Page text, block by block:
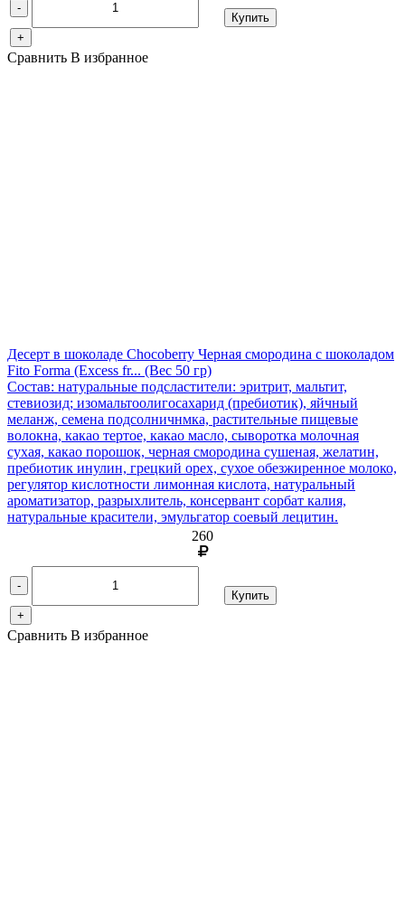
-
+
Купить
Сравнить В избранное
Десерт в шоколаде Chocoberry Черная смородина с шоколадом
Fito Forma (Excess fr... (Вес 50 гр)
Состав: натуральные подсластители: эритрит, мальтит,
стевиозид; изомальтоолигосахарид (пребиотик), яйчный
меланж, семена подсолничнмка, растительные пищевые
волокна, какао тертое, какао масло, сыворотка молочная
сухая, какао порошок, черная смородина сушеная, желатин,
пребиотик инулин, грецкий орех, сухое обезжиренное молоко,
регулятор кислотности лимонная кислота, натуральный
ароматизатор, разрыхлитель, консервант сорбат калия,
натуральные красители, эмульгатор соевый лецитин.
260
-
+
Купить
Сравнить В избранное